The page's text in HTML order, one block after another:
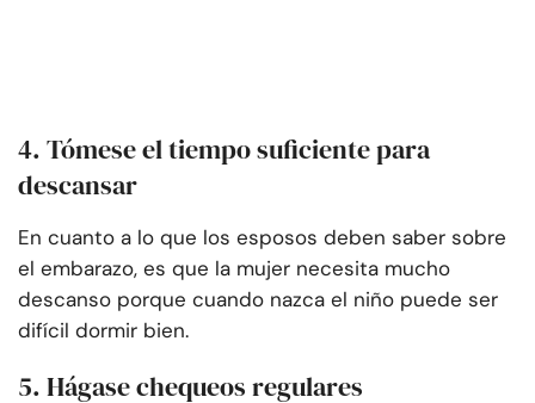
4. Tómese el tiempo suficiente para
descansar
En cuanto a lo que los esposos deben saber sobre
el embarazo, es que la mujer necesita mucho
descanso porque cuando nazca el niño puede ser
difícil dormir bien.
5. Hágase chequeos regulares